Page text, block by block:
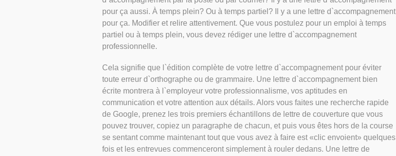
pour ça aussi. À temps plein? Ou à temps partiel? Il y a une lettre d`accompagnement
pour ça. Modifier et relire attentivement. Que vous postulez pour un emploi à temps
partiel ou à temps plein, vous devez rédiger une lettre d`accompagnement
professionnelle.
Cela signifie que l`édition complète de votre lettre d`accompagnement pour éviter
toute erreur d`orthographe ou de grammaire. Une lettre d`accompagnement bien
écrite montrera à l`employeur votre professionnalisme, vos aptitudes en
communication et votre attention aux détails. Alors vous faites une recherche rapide
de Google, prenez les trois premiers échantillons de lettre de couverture que vous
pouvez trouver, copiez un paragraphe de chacun, et puis vous êtes hors de la course
se sentant comme maintenant tout que vous avez à faire est «clic envoient» quelques
fois et les entrevues commenceront simplement à rouler dedans. Une lettre de